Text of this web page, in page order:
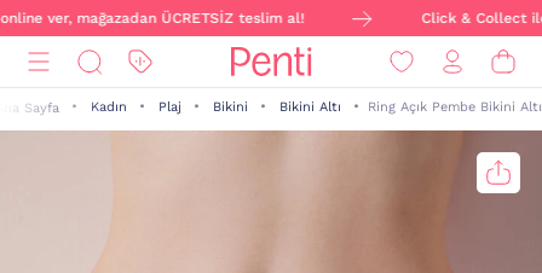
ver, mağazadan ÜCRETSİZ teslim al! Click & Collect ile
Sayfa Kadın Plaj Bikini Bikini Altı Ring Açık Pembe Bikini Altı